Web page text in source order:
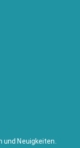
und Neuigkeiten.